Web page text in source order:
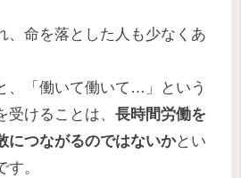
、命を落とした人も少なくあ
、「働いて働いて…」という
けることは、 長時間労働を
につながるのではないかとい
。